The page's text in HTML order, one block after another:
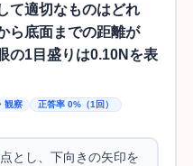
て適切なものはどれ
ら底面までの距離が
の1目盛りは0.10Nを表
観察
正答率 0%（1回）
とし、下向きの矢印を